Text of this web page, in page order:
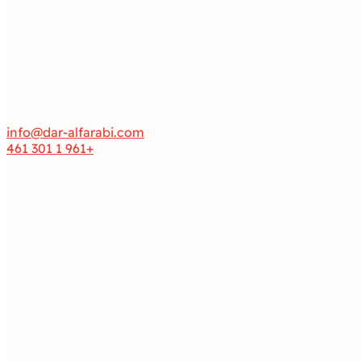
info@dar-alfarabi.com
+961 1 301 461